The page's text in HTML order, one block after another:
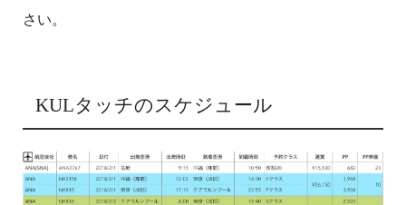
さい。
KULタッチのスケジュール